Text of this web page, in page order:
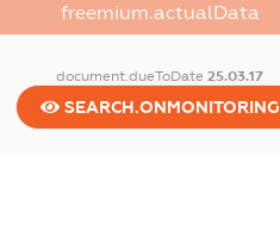
freemium.actualData
document.dueToDate25.03.17
SEARCH.ONMONITORING